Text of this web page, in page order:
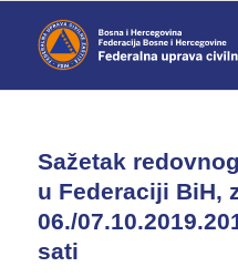
Sažetak
u Federaciji BiH,
06./
sati